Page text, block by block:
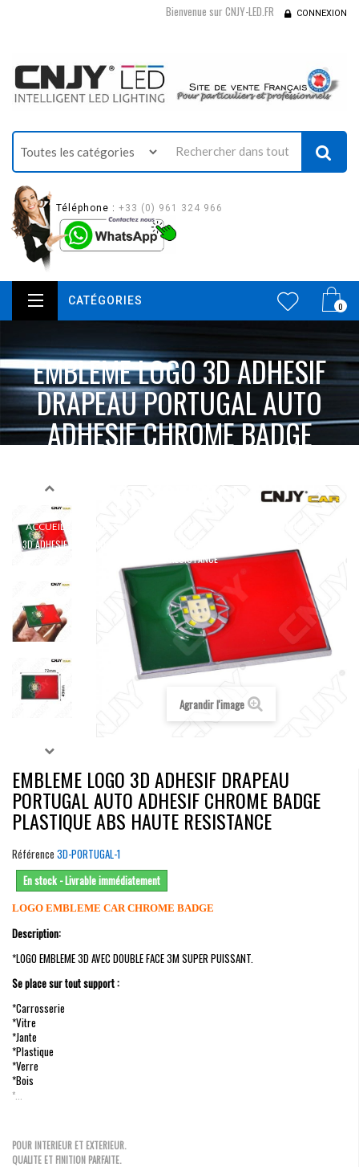
Bienvenue sur CNJY-LED.FR CONNEXION
Téléphone : +33 (0) 961 324 966
0
CATÉGORIES
EMBLEME LOGO 3D ADHESIF
DRAPEAU PORTUGAL AUTO
ADHESIF CHROME BADGE
ACCUEIL
3D ADHESIF DRAPEAU PORTUGAL AUTO ADHESIF CHROME BADGE PLASTIQUE ABS
HAUTE RESISTANCE
Agrandir l'image
EMBLEME LOGO 3D ADHESIF DRAPEAU
PORTUGAL AUTO ADHESIF CHROME BADGE
PLASTIQUE ABS HAUTE RESISTANCE
Référence 3D-PORTUGAL-1
En stock - Livrable immédiatement
LOGO EMBLEME CAR CHROME BADGE
Description:
*LOGO EMBLEME 3D AVEC DOUBLE FACE 3M SUPER PUISSANT.
Se place sur tout support :
*Carrosserie
*Vitre
*Jante
*Plastique
*Verre
*Bois
*...
POUR INTERIEUR ET EXTERIEUR.
QUALITE ET FINITION PARFAITE.